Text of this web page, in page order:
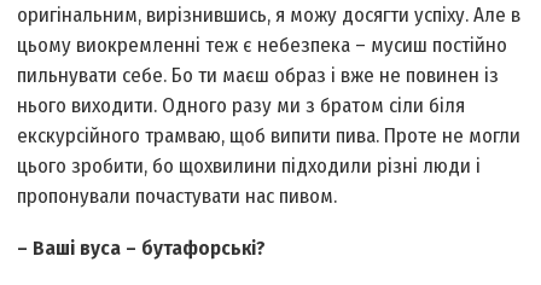
оригінальним, вирізнившись, я можу досягти успіху. Але в
цьому виокремленні теж є небезпека – мусиш постійно
пильнувати себе. Бо ти маєш образ і вже не повинен із
нього виходити. Одного разу ми з братом сіли біля
екскурсійного трамваю, щоб випити пива. Проте не могли
цього зробити, бо щохвилини підходили різні люди і
пропонували почастувати нас пивом.
– Ваші вуса – бутафорські?